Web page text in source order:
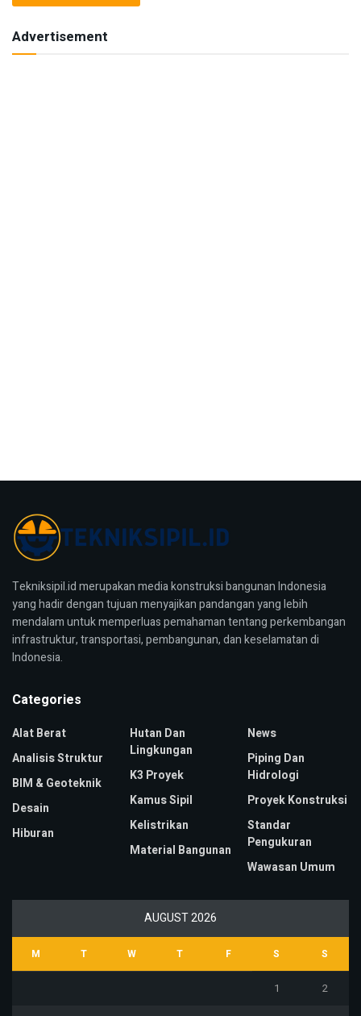
Advertisement
Tekniksipil.id merupakan media konstruksi bangunan Indonesia
yang hadir dengan tujuan menyajikan pandangan yang lebih
mendalam untuk memperluas pemahaman tentang perkembangan
infrastruktur, transportasi, pembangunan, dan keselamatan di
Indonesia.
Categories
Alat Berat
Analisis Struktur
BIM & Geoteknik
Desain
Hiburan
Hutan Dan
Lingkungan
K3 Proyek
Kamus Sipil
Kelistrikan
Material Bangunan
News
Piping Dan
Hidrologi
Proyek Konstruksi
Standar
Pengukuran
Wawasan Umum
AUGUST 2026
M T W T F S S
1 2